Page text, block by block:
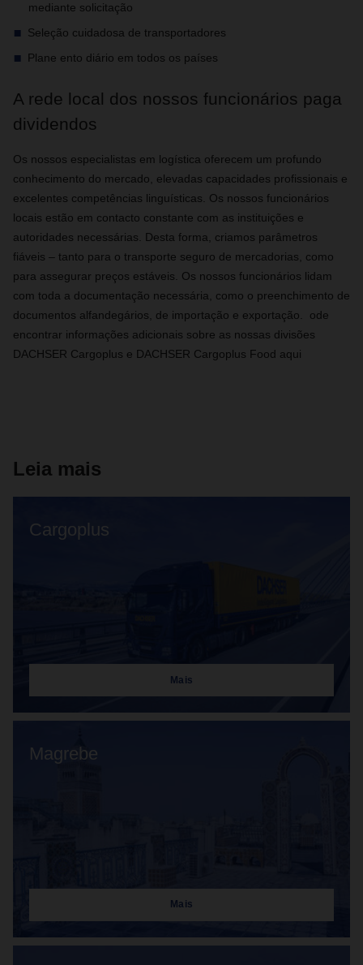
mediante solicitação
Seleção cuidadosa de transportadores
Plane ento diário em todos os países
A rede local dos nossos funcionários paga
dividendos
Os nossos especialistas em logística oferecem um profundo
conhecimento do mercado, elevadas capacidades profissionais e
excelentes competências linguísticas. Os nossos funcionários
locais estão em contacto constante com as instituições e
autoridades necessárias. Desta forma, criamos parâmetros
fiáveis – tanto para o transporte seguro de mercadorias, como
para assegurar preços estáveis. Os nossos funcionários lidam
com toda a documentação necessária, como o preenchimento de
documentos alfandegários, de importação e exportação. ode
encontrar informações adicionais sobre as nossas divisões
DACHSER Cargoplus e DACHSER Cargoplus Food​ aqui
Leia mais
Cargoplus
Mais
Magrebe
Mais